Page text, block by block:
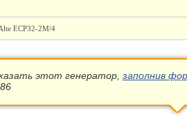
ECP32-2M/4
этот генератор, заполнив